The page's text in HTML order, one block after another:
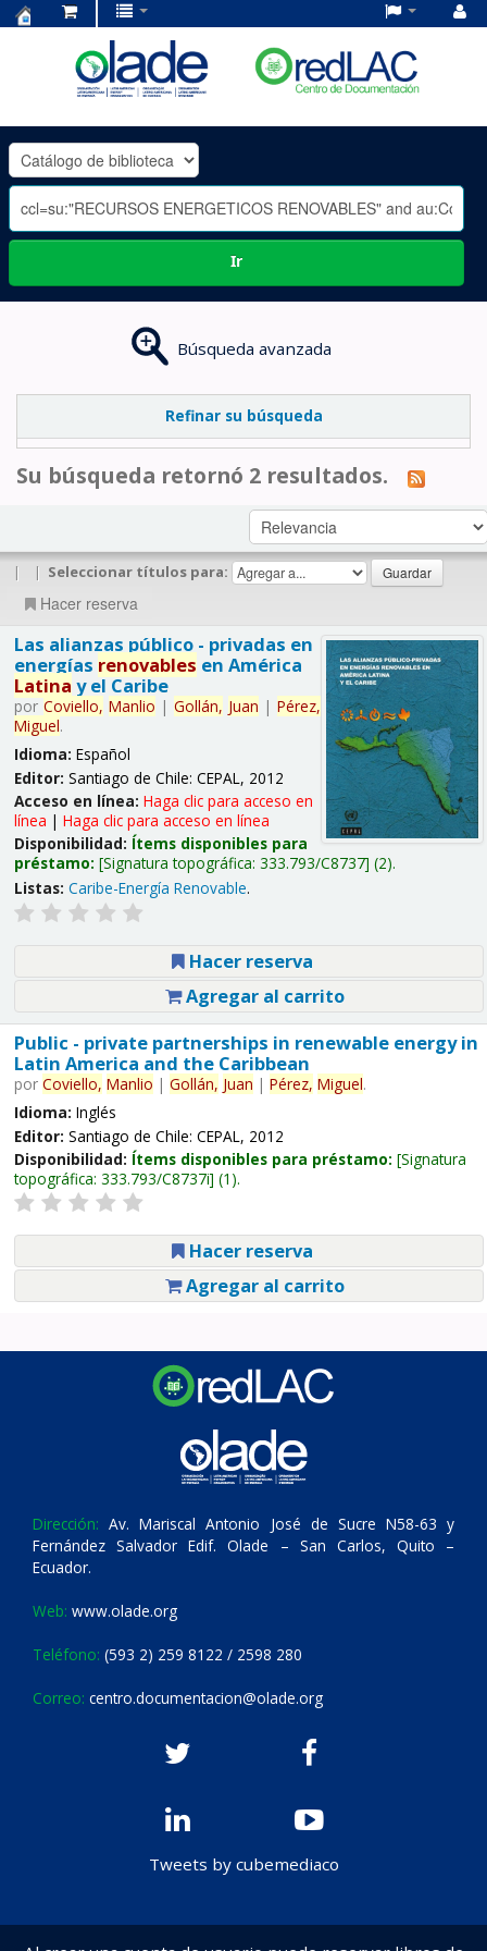
OLADE
-
Ir
Búsqueda avanzada
Refinar su búsqueda
Su búsqueda retornó 2 resultados.
| | Seleccionar títulos para:
Hacer reserva
Las alianzas público - privadas en
energías renovables en América
Latina y el Caribe
por Coviello, Manlio | Gollán, Juan | Pérez,
Miguel.
Idioma: Español
Editor: Santiago de Chile: CEPAL, 2012
Acceso en línea: Haga clic para acceso en
línea | Haga clic para acceso en línea
Disponibilidad: Ítems disponibles para
préstamo: Signatura topográfica: 333.793/C8737 (2).
Listas: Caribe-Energía Renovable.
Hacer reserva
Agregar al carrito
Public - private partnerships in renewable energy in
Latin America and the Caribbean
por Coviello, Manlio | Gollán, Juan | Pérez, Miguel.
Idioma: Inglés
Editor: Santiago de Chile: CEPAL, 2012
Disponibilidad: Ítems disponibles para préstamo: Signatura
topográfica: 333.793/C8737i (1).
Hacer reserva
Agregar al carrito
Dirección: Av. Mariscal Antonio José de Sucre N58-63 y
Fernández Salvador Edif. Olade – San Carlos, Quito –
Ecuador.
Web: www.olade.org
Teléfono: (593 2) 259 8122 / 2598 280
Correo: centro.documentacion@olade.org
Tweets by cubemediaco